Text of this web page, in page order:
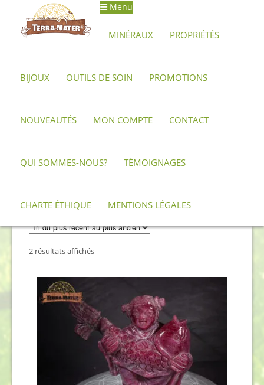
Aller
Aller
au
Menu
MINÉRAUX PROPRIÉTÉS
BIJOUX OUTILS DE SOIN PROMOTIONS
NOUVEAUTÉS MON COMPTE CONTACT
QUI SOMMES-NOUS? TÉMOIGNAGES
CHARTE ÉTHIQUE MENTIONS LÉGALES
Accueil Minéraux, pierres et cristaux Rubis
Rubis
2 résultats affichésTrié
plus
ancien